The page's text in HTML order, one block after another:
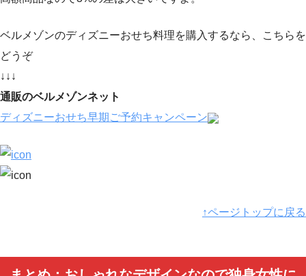
ベルメゾンのディズニーおせち料理を購入するなら、こちらを
どうぞ
↓↓↓
通販のベルメゾンネット
ディズニーおせち早期ご予約キャンペーン
↑ページトップに戻る